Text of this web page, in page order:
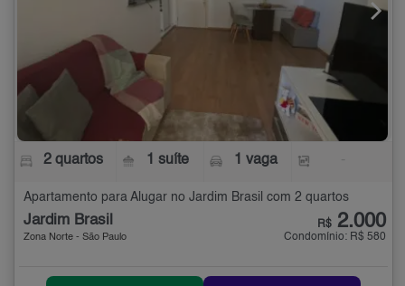
2 quartos 1 suíte 1 vaga
Apartamento para Alugar no Jardim Brasil com 2 quartos
Jardim Brasil
Zona Norte - São Paulo
R$ 2.000
Condomínio: R$ 580